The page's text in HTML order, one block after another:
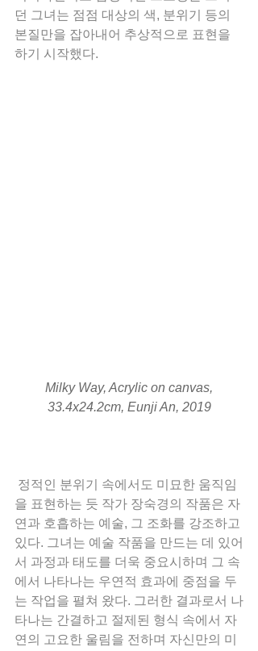
던 그녀는 점점 대상의 색, 분위기 등의
본질만을 잡아내어 추상적으로 표현을
하기 시작했다.
33.4x24.2cm, Eunji An, 2019
을 표현하는 듯 작가 장숙경의 작품은 자
연과 호흡하는 예술, 그 조화를 강조하고
있다. 그녀는 예술 작품을 만드는 데 있어
서 과정과 태도를 더욱 중요시하며 그 속
에서 나타나는 우연적 효과에 중점을 두
는 작업을 펼쳐 왔다. 그러한 결과로서 나
타나는 간결하고 절제된 형식 속에서 자
연의 고요한 울림을 전하며 자신만의 미